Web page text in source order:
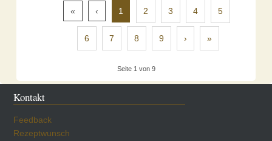
« ‹ 1 2 3 4 5
6 7 8 9 › »
Seite 1 von 9
Kontakt
Feedback
Rezeptwunsch